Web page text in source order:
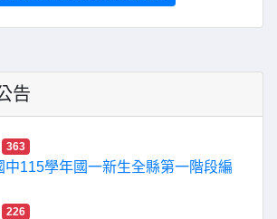
告
363
中115學年國一新生全縣第一階段編
226